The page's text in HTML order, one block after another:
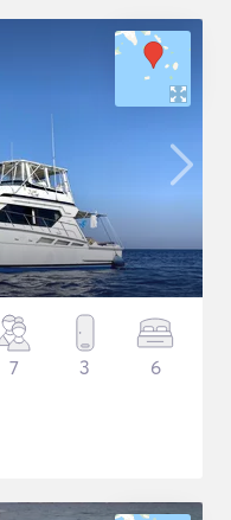
7 3 6